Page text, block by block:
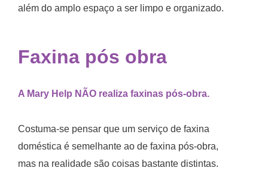
além do amplo espaço a ser limpo e organizado.
Faxina pós obra
A Mary Help NÃO realiza faxinas pós-obra.
Costuma-se pensar que um serviço de faxina
doméstica é semelhante ao de faxina pós-obra,
mas na realidade são coisas bastante distintas.